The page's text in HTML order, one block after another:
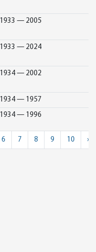
1933 — 2005
1933 — 2024
1934 — 2002
1934 — 1957
1934 — 1996
6 7 8 9 10 »